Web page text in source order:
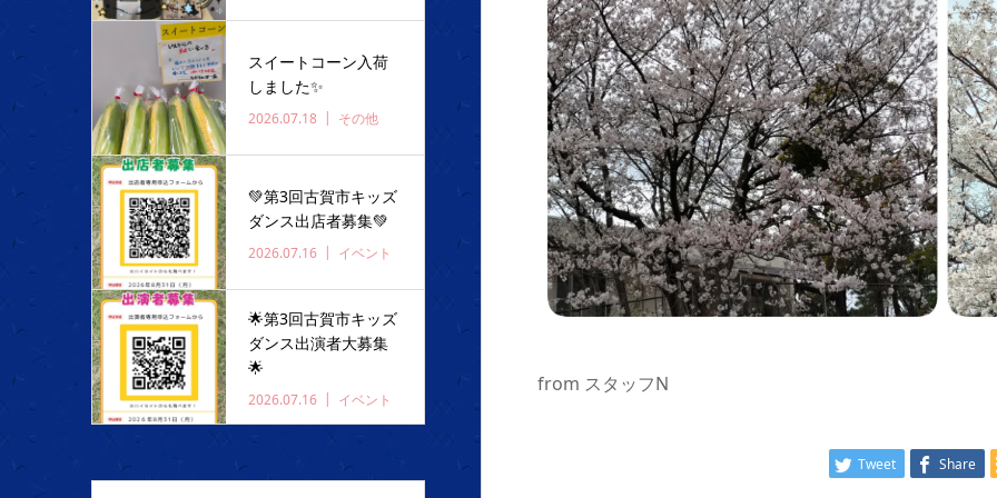
from スタッフN
Tweet Share
スイートコーン入荷
しました✨️
2026.07.18 その他
💚第3回古賀市キッズ
ダンス出店者募集💚
2026.07.16 イベント
🌟第3回古賀市キッズ
ダンス出演者大募集
🌟
2026.07.16 イベント